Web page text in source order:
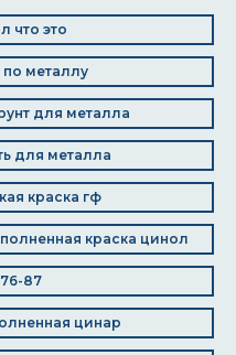
что это
по металлу
для металла
для металла
краска гф
краска цинол
87
цинар